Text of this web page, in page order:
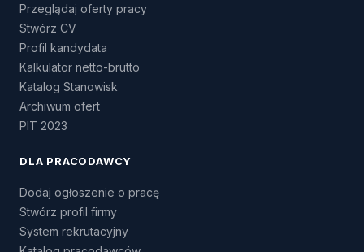
Przeglądaj oferty pracy
Stwórz CV
Profil kandydata
Kalkulator netto-brutto
Katalog Stanowisk
Archiwum ofert
PIT 2023
DLA PRACODAWCY
Dodaj ogłoszenie o pracę
Stwórz profil firmy
System rekrutacyjny